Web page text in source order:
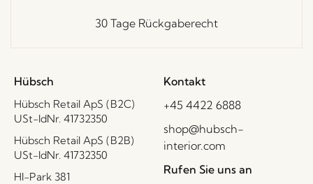
30 Tage Rückgaberecht
Hübsch
Hübsch Retail ApS (B2C)
USt-IdNr. 41732350
Hübsch Retail ApS (B2B)
USt-IdNr. 41732350
HI-Park 381
Kontakt
+45 4422 6888
shop@hubsch-
interior.com
Rufen Sie uns an